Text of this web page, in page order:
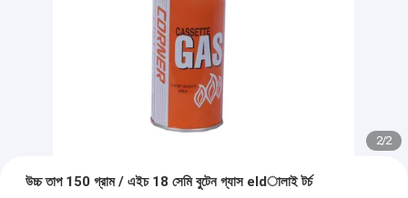
2/2
উচ্চ তাপ 150 গ্রাম / এইচ 18 সেমি বুটেন গ্যাস eldালাই টর্চ